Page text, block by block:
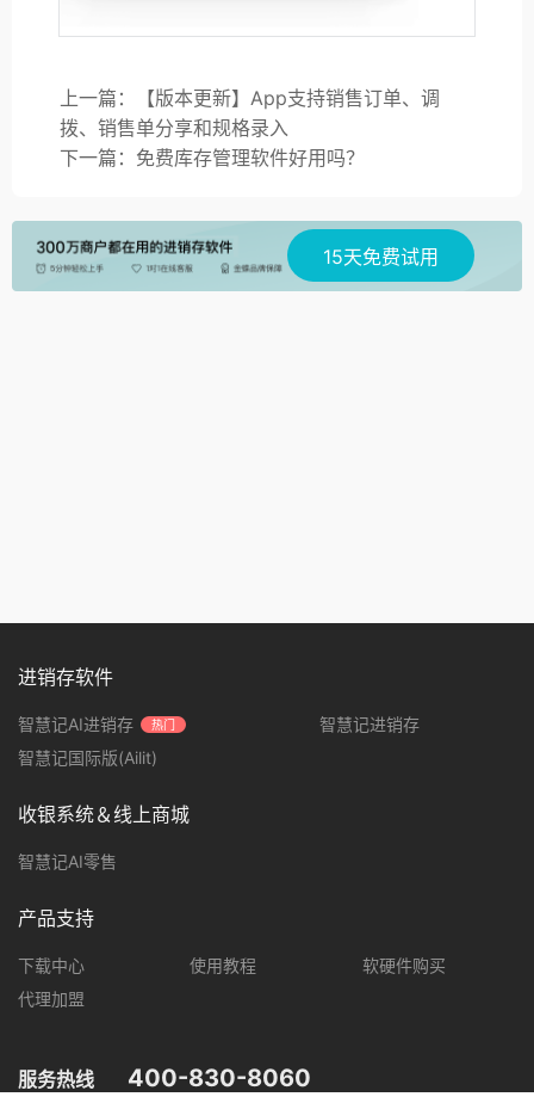
上一篇：【版本更新】App支持销售订单、调
拨、销售单分享和规格录入
下一篇：免费库存管理软件好用吗？
15天免费试用
服务热线 400-830-8060
进销存软件
智慧记AI进销存 热门
智慧记进销存
智慧记国际版(Ailit)
收银系统＆线上商城
智慧记AI零售
产品支持
下载中心 使用教程
软硬件购买
代理加盟